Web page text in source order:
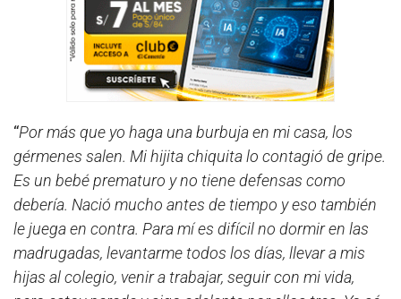
“Por más que yo haga una burbuja en mi casa, los
gérmenes salen. Mi hijita chiquita lo contagió de gripe.
Es un bebé prematuro y no tiene defensas como
debería. Nació mucho antes de tiempo y eso también
le juega en contra. Para mí es difícil no dormir en las
madrugadas, levantarme todos los días, llevar a mis
hijas al colegio, venir a trabajar, seguir con mi vida,